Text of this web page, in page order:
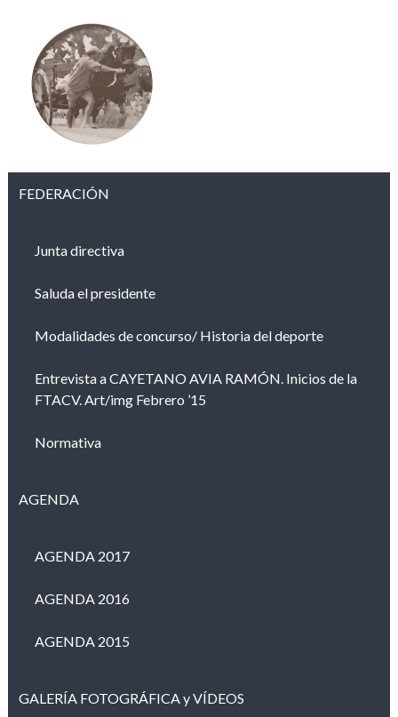
FEDERACIÓN
Junta directiva
Saluda el presidente
Modalidades de concurso/ Historia del deporte
Entrevista a CAYETANO AVIA RAMÓN. Inicios de la
FTACV. Art/img Febrero ’15
Normativa
AGENDA
AGENDA 2017
AGENDA 2016
AGENDA 2015
GALERÍA FOTOGRÁFICA y VÍDEOS